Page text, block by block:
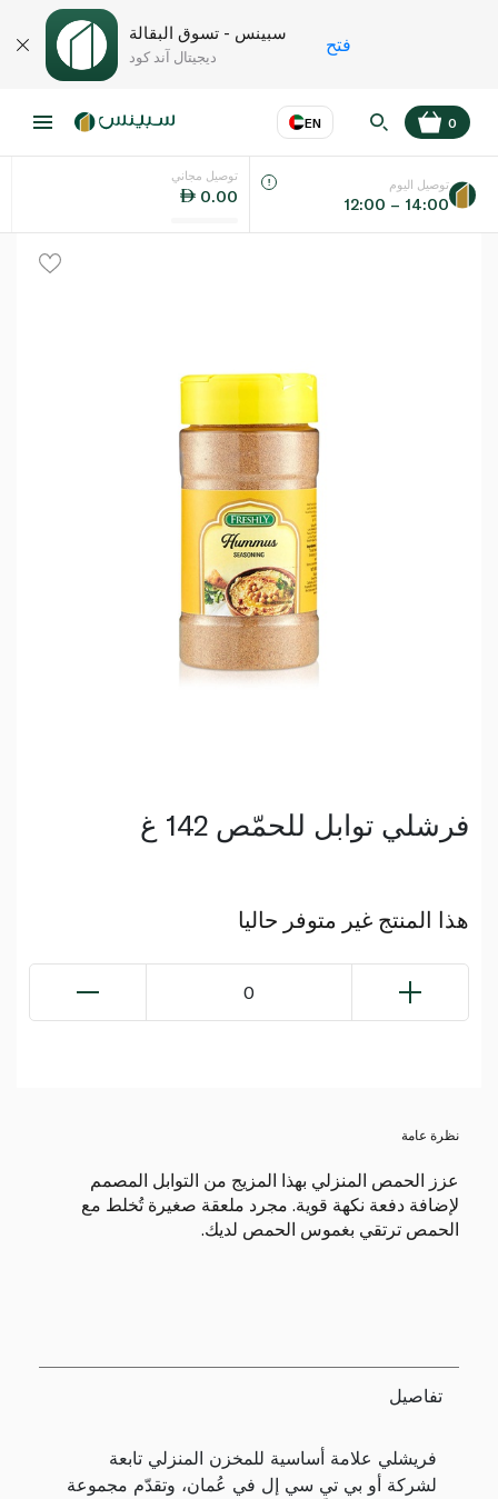
سبينس - تسوق البقالة
ديجيتال آند كود
فتح
EN
اللغة عر
0
توصيل مجاني
0.00
توصيل اليوم
12:00 – 14:00
فرشلي توابل للحمّص 142 غ
هذا المنتج غير متوفر حاليا
0
نظرة عامة
عزز الحمص المنزلي بهذا المزيج من التوابل المصمم
لإضافة دفعة نكهة قوية. مجرد ملعقة صغيرة تُخلط مع
الحمص ترتقي بغموس الحمص لديك.
تفاصيل
فريشلي علامة أساسية للمخزن المنزلي تابعة
لشركة أو بي تي سي إل في عُمان، وتقدّم مجموعة